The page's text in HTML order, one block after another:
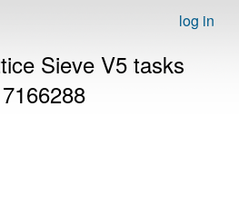
log in
Sieve V5 tasks